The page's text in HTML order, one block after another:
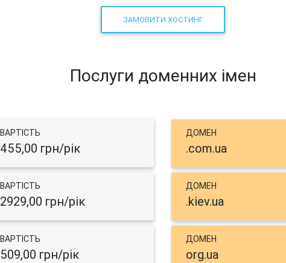
ЗАМОВИТИ ХОСТИНГ
Послуги доменних імен
ВАРТІСТЬ
455,00 грн/рік
ДОМЕН
.com.ua
ВАРТІСТЬ
2929,00 грн/рік
ДОМЕН
.kiev.ua
ВАРТІСТЬ
509,00 грн/рік
ДОМЕН
org.ua